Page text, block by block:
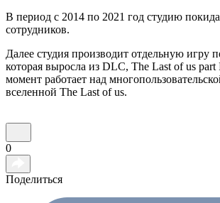
В период с 2014 по 2021 год студию
сотрудников.
Далее студия производит отдельную игру
которая выросла из DLC, The Last of us
момент работает над
вселенной The Last of us.
0
Поделиться